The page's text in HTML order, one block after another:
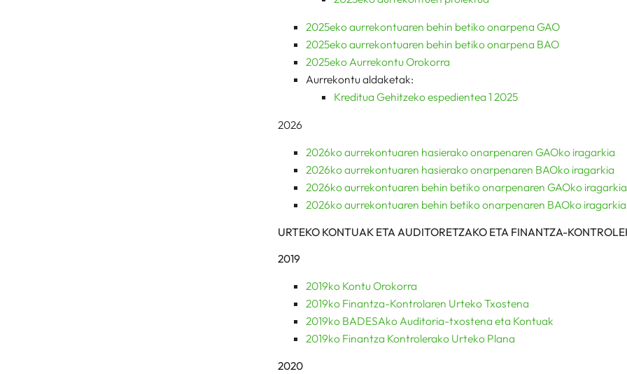
2025eko aurrekontuaren behin betiko onarpena GAO
2025eko aurrekontuaren behin betiko onarpena BAO
2025eko Aurrekontu Orokorra
Aurrekontu aldaketak:
Kreditua Gehitzeko espedientea 1 2025
2026
2026ko aurrekontuaren hasierako onarpenaren GAOko iragarkia
2026ko aurrekontuaren hasierako onarpenaren BAOko iragarkia
2026ko aurrekontuaren behin betiko onarpenaren GAOko iragarkia
2026ko aurrekontuaren behin betiko onarpenaren BAOko iragarkia
URTEKO KONTUAK ETA AUDITORETZAKO ETA FINANTZA-
2019
2019ko Kontu Orokorra
2019ko Finantza-Kontrolaren Urteko Txostena
2019ko BADESAko Auditoria-txostena eta Kontuak
2019ko Finantza Kontrolerako Urteko Plana
2020